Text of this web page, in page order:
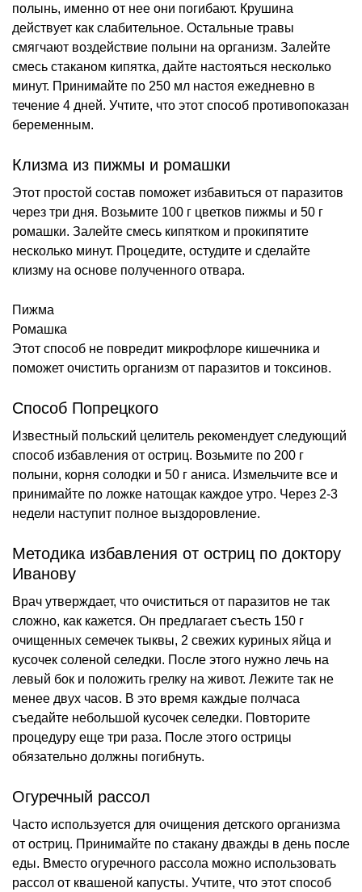
полынь, именно от нее они погибают. Крушина
действует как слабительное. Остальные травы
смягчают воздействие полыни на организм. Залейте
смесь стаканом кипятка, дайте настояться несколько
минут. Принимайте по 250 мл настоя ежедневно в
течение 4 дней. Учтите, что этот способ противопоказан
беременным.
Клизма из пижмы и ромашки
Этот простой состав поможет избавиться от паразитов
через три дня. Возьмите 100 г цветков пижмы и 50 г
ромашки. Залейте смесь кипятком и прокипятите
несколько минут. Процедите, остудите и сделайте
клизму на основе полученного отвара.
Пижма
Ромашка
Этот способ не повредит микрофлоре кишечника и
поможет очистить организм от паразитов и токсинов.
Способ Попрецкого
Известный польский целитель рекомендует следующий
способ избавления от остриц. Возьмите по 200 г
полыни, корня солодки и 50 г аниса. Измельчите все и
принимайте по ложке натощак каждое утро. Через 2-3
недели наступит полное выздоровление.
Методика избавления от остриц по доктору
Иванову
Врач утверждает, что очиститься от паразитов не так
сложно, как кажется. Он предлагает съесть 150 г
очищенных семечек тыквы, 2 свежих куриных яйца и
кусочек соленой селедки. После этого нужно лечь на
левый бок и положить грелку на живот. Лежите так не
менее двух часов. В это время каждые полчаса
съедайте небольшой кусочек селедки. Повторите
процедуру еще три раза. После этого острицы
обязательно должны погибнуть.
Огуречный рассол
Часто используется для очищения детского организма
от остриц. Принимайте по стакану дважды в день после
еды. Вместо огуречного рассола можно использовать
рассол от квашеной капусты. Учтите, что этот способ